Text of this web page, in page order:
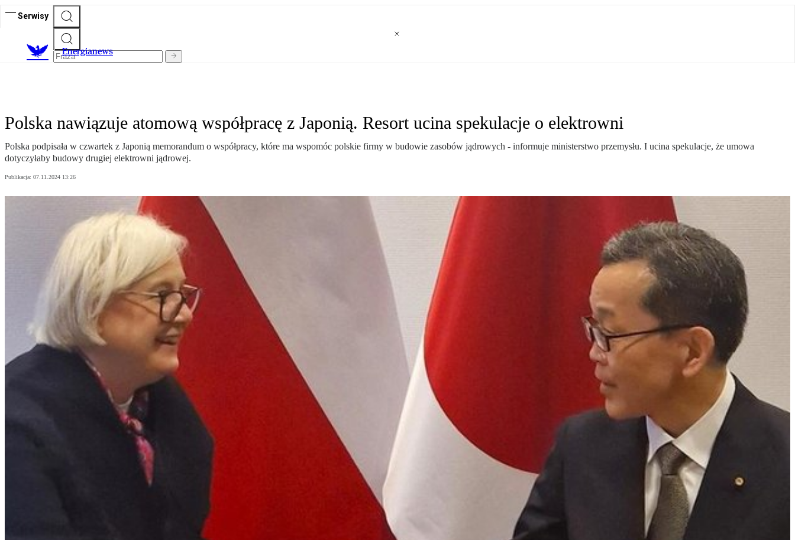
Serwisy
Energianews
Polska nawiązuje atomową współpracę z Japonią. Resort ucina spekulacje o elektrowni
Polska podpisała w czwartek z Japonią memorandum o współpracy, które ma wspomóc polskie firmy w budowie zasobów jądrowych - informuje ministerstwo przemysłu. I ucina spekulacje, że umowa
dotyczyłaby budowy drugiej elektrowni jądrowej.
Publikacja: 07.11.2024 13:26